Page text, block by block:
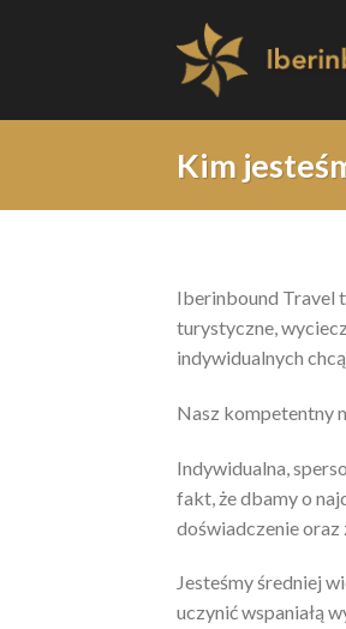
Kim
Iberinbound Travel
turystyczne,
indywidualnych
Nasz kompetentny
Indywidualna,
fakt, że dbamy o
doświadczenie
Jesteśmy średniej
uczynić wspaniałą